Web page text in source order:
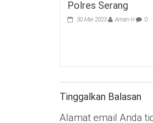
Polres Serang
30 Mei 2023 Aman H 0
Tinggalkan Balasan
Alamat email Anda